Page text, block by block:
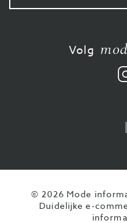
Volg
© 2026 Mode
Duidelijke e-